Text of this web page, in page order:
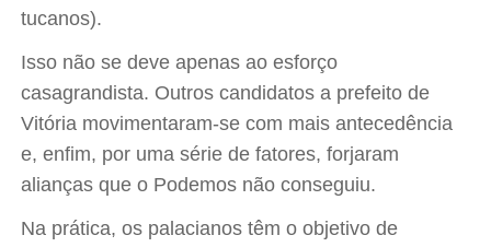
tucanos).
Isso não se deve apenas ao esforço
casagrandista. Outros candidatos a prefeito de
Vitória movimentaram-se com mais antecedência
e, enfim, por uma série de fatores, forjaram
alianças que o Podemos não conseguiu.
Na prática, os palacianos têm o objetivo de